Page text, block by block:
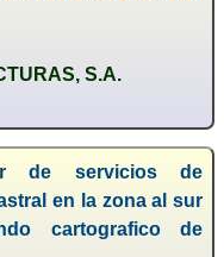
S.A.
de servicios de
en la zona al sur
cartografico de